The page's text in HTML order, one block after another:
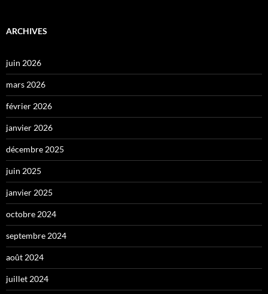
ARCHIVES
juin 2026
mars 2026
février 2026
janvier 2026
décembre 2025
juin 2025
janvier 2025
octobre 2024
septembre 2024
août 2024
juillet 2024